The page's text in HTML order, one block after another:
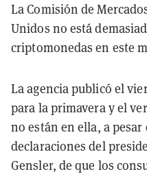
La Comisión de
Unidos no está
criptomonedas en este
La agencia publicó el
para la primavera y el
no están en ella, a pesar
declaraciones del
Gensler, de que los